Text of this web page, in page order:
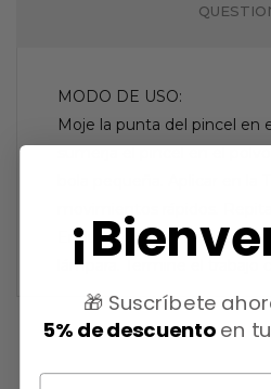
MODO DE USO:
Moje la punta del pincel en
sumerja el pincel en el
bola pequeña. Aplicar en la
Endurece y cura bajo luz
lámpara. Termine el trabajo
🎁 Suscríbete
5% de descuentoen